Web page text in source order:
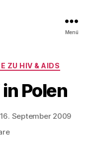
Menü
ZU HIV & AIDS
Polen
16. September 2009
zu